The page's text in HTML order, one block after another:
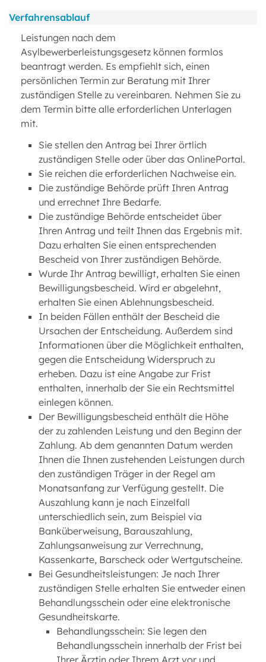
Verfahrensablauf
Leistungen nach dem
Asylbewerberleistungsgesetz können formlos
beantragt werden. Es empfiehlt sich, einen
persönlichen Termin zur Beratung mit Ihrer
zuständigen Stelle zu vereinbaren. Nehmen Sie zu
dem Termin bitte alle erforderlichen Unterlagen
mit.
Sie stellen den Antrag bei Ihrer örtlich
zuständigen Stelle oder über das OnlinePortal.
Sie reichen die erforderlichen Nachweise ein.
Die zuständige Behörde prüft Ihren Antrag
und errechnet Ihre Bedarfe.
Die zuständige Behörde entscheidet über
Ihren Antrag und teilt Ihnen das Ergebnis mit.
Dazu erhalten Sie einen entsprechenden
Bescheid von Ihrer zuständigen Behörde.
Wurde Ihr Antrag bewilligt, erhalten Sie einen
Bewilligungsbescheid. Wird er abgelehnt,
erhalten Sie einen Ablehnungsbescheid.
In beiden Fällen enthält der Bescheid die
Ursachen der Entscheidung. Außerdem sind
Informationen über die Möglichkeit enthalten,
gegen die Entscheidung Widerspruch zu
erheben. Dazu ist eine Angabe zur Frist
enthalten, innerhalb der Sie ein Rechtsmittel
einlegen können.
Der Bewilligungsbescheid enthält die Höhe
der zu zahlenden Leistung und den Beginn der
Zahlung. Ab dem genannten Datum werden
Ihnen die Ihnen zustehenden Leistungen durch
den zuständigen Träger in der Regel am
Monatsanfang zur Verfügung gestellt. Die
Auszahlung kann je nach Einzelfall
unterschiedlich sein, zum Beispiel via
Banküberweisung, Barauszahlung,
Zahlungsanweisung zur Verrechnung,
Kassenkarte, Barscheck oder Wertgutscheine.
Bei Gesundheitsleistungen: Je nach Ihrer
zuständigen Stelle erhalten Sie entweder einen
Behandlungsschein oder eine elektronische
Gesundheitskarte.
Behandlungsschein: Sie legen den
Behandlungsschein innerhalb der Frist bei
Ihrer Ärztin oder Ihrem Arzt vor und